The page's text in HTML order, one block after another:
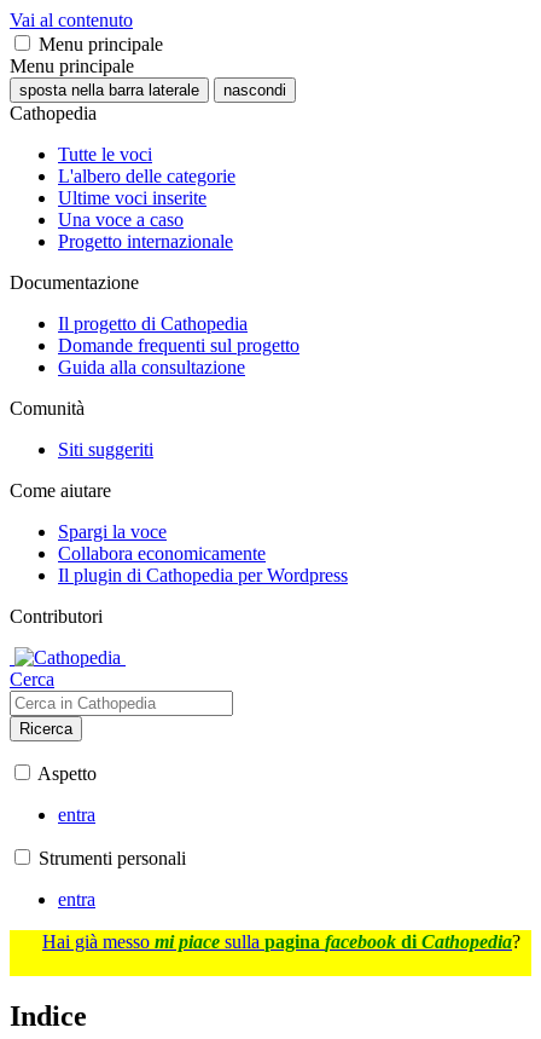
Vai al contenuto
Menu principale
Menu principale
sposta nella barra laterale nascondi
Cathopedia
Tutte le voci
L'albero delle categorie
Ultime voci inserite
Una voce a caso
Progetto internazionale
Documentazione
Il progetto di Cathopedia
Domande frequenti sul progetto
Guida alla consultazione
Comunità
Siti suggeriti
Come aiutare
Spargi la voce
Collabora economicamente
Il plugin di Cathopedia per Wordpress
Contributori
Cerca
Ricerca
Aspetto
entra
Strumenti personali
entra
Hai già messo mi piace sulla pagina facebook di Cathopedia?
Indice